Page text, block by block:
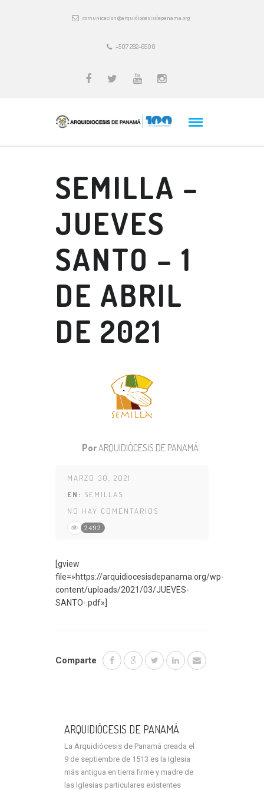
comunicacion@arquidiocesisdepanama.org
+507 282-6500
SEMILLA –
JUEVES
SANTO – 1
DE ABRIL
DE 2021
PorARQUIDIÓCESIS DE PANAMÁ
MARZO 30, 2021
EN: SEMILLAS
NO HAY COMENTARIOS
2492
[gview
file=»https://arquidiocesisdepanama.org/wp-
content/uploads/2021/03/JUEVES-
SANTO-.pdf»]
Comparte
ARQUIDIÓCESIS DE PANAMÁ
La Arquidiócesis de Panamá creada el
9 de septiembre de 1513 es la Iglesia
más antigua en tierra firme y madre de
las Iglesias particulares existentes